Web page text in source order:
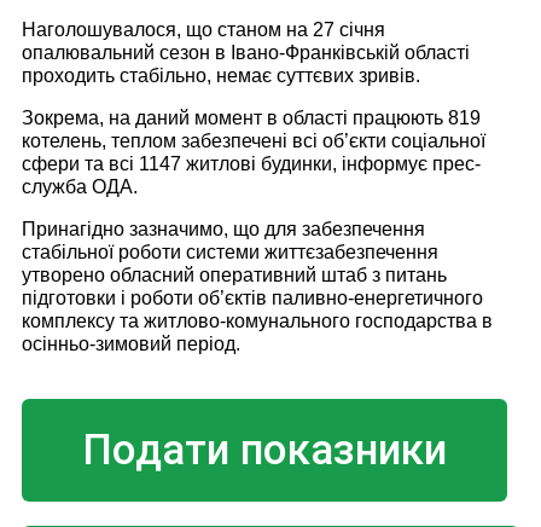
Наголошувалося, що станом на 27 січня
опалювальний сезон в Івано-Франківській області
проходить стабільно, немає суттєвих зривів.
Зокрема, на даний момент в області працюють 819
котелень, теплом забезпечені всі об’єкти соціальної
сфери та всі 1147 житлові будинки, інформує прес-
служба ОДА.
Принагідно зазначимо, що для забезпечення
стабільної роботи системи життєзабезпечення
утворено обласний оперативний штаб з питань
підготовки і роботи об’єктів паливно-енергетичного
комплексу та житлово-комунального господарства в
осінньо-зимовий період.
Подати показники